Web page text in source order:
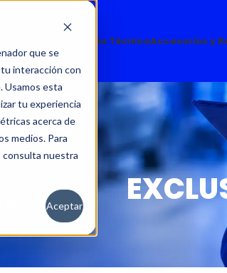
que se
interacción con
esta
tu experiencia
acerca de
medios. Para
consulta nuestra
Aceptar
Servicio TécnicoAccesorios y